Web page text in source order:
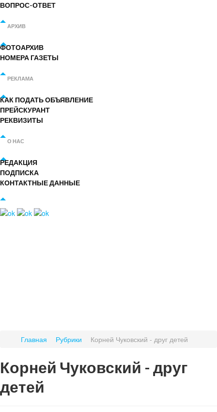
ВОПРОС-ОТВЕТ
АРХИВ
ФОТОАРХИВ
НОМЕРА ГАЗЕТЫ
РЕКЛАМА
КАК ПОДАТЬ ОБЪЯВЛЕНИЕ
ПРЕЙСКУРАНТ
РЕКВИЗИТЫ
О НАС
РЕДАКЦИЯ
ПОДПИСКА
КОНТАКТНЫЕ ДАННЫЕ
Главная Рубрики Корней Чуковский - друг детей
Корней Чуковский - друг
детей